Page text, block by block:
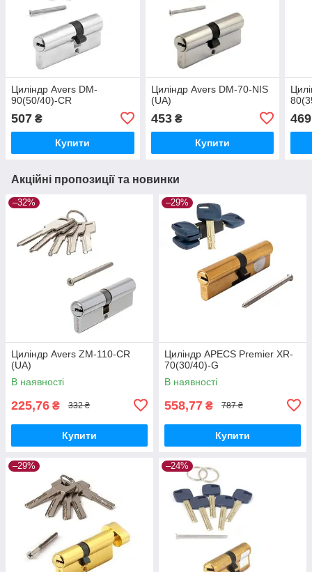
Циліндр Avers DM-
90(50/40)-CR
507 ₴
Купити
Циліндр Avers DM-70-NIS
(UA)
453₴
Купити
469
Акційні пропозиції та новинки
–32%
Циліндр Avers ZM-110-CR
(UA)
В наявності
225,76 ₴ 332 ₴
Купити
–29%
Циліндр APECS Premier XR-
70(30/40)-G
В наявності
558,77 ₴ 787 ₴
Купити
–29% –24%